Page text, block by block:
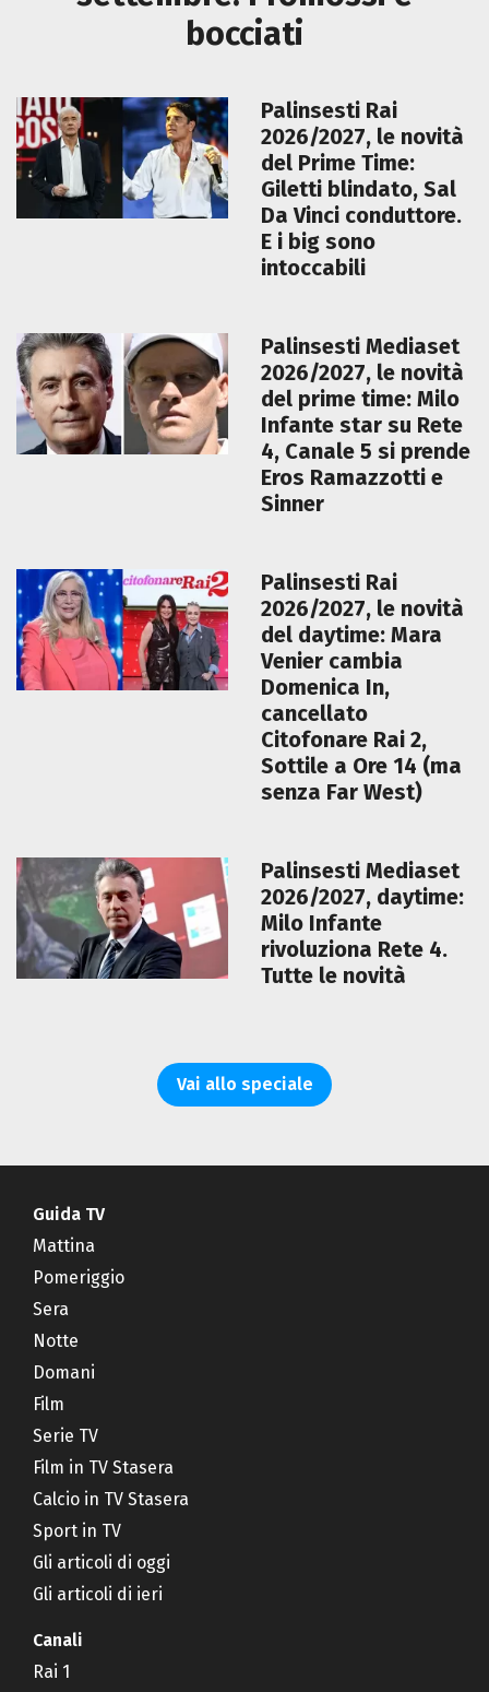
bocciati
Palinsesti Rai
2026/2027, le novità
del Prime Time:
Giletti blindato, Sal
Da Vinci conduttore.
E i big sono
intoccabili
Palinsesti Mediaset
2026/2027, le novità
del prime time: Milo
Infante star su Rete
4, Canale 5 si prende
Eros Ramazzotti e
Sinner
Palinsesti Rai
2026/2027, le novità
del daytime: Mara
Venier cambia
Domenica In,
cancellato
Citofonare Rai 2,
Sottile a Ore 14 (ma
senza Far West)
Palinsesti Mediaset
2026/2027, daytime:
Milo Infante
rivoluziona Rete 4.
Tutte le novità
Vai allo speciale
Guida TV
Mattina
Pomeriggio
Sera
Notte
Domani
Film
Serie TV
Film in TV Stasera
Calcio in TV Stasera
Sport in TV
Gli articoli di oggi
Gli articoli di ieri
Canali
Rai 1